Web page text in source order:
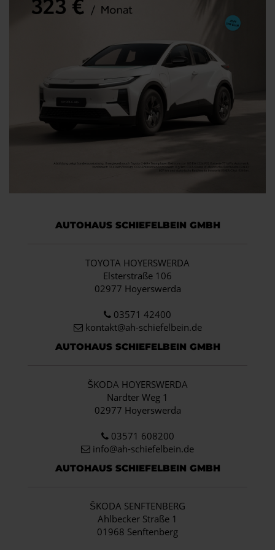
AUTOHAUS SCHIEFELBEIN GMBH
TOYOTA HOYERSWERDA
Elsterstraße 106
02977 Hoyerswerda
03571 42400
kontakt@ah-schiefelbein.de
AUTOHAUS SCHIEFELBEIN GMBH
ŠKODA HOYERSWERDA
Nardter Weg 1
02977 Hoyerswerda
03571 608200
info@ah-schiefelbein.de
AUTOHAUS SCHIEFELBEIN GMBH
ŠKODA SENFTENBERG
Ahlbecker Straße 1
01968 Senftenberg